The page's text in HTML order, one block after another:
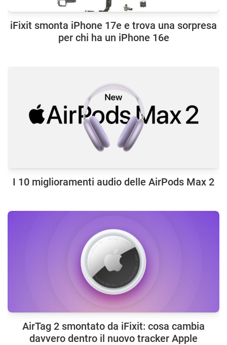
iFixit smonta iPhone 17e e trova una sorpresa
per chi ha un iPhone 16e
I 10 miglioramenti audio delle AirPods Max 2
AirTag 2 smontato da iFixit: cosa cambia
davvero dentro il nuovo tracker Apple